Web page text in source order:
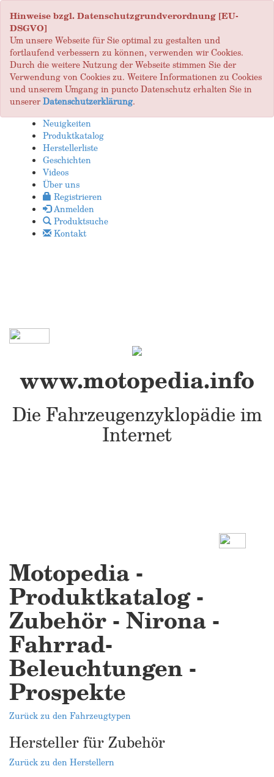
Hinweise bzgl. Datenschutzgrundverordnung [EU-
DSGVO]
Um unsere Webseite für Sie optimal zu gestalten und
fortlaufend verbessern zu können, verwenden wir Cookies.
Durch die weitere Nutzung der Webseite stimmen Sie der
Verwendung von Cookies zu. Weitere Informationen zu Cookies
und unserem Umgang in puncto Datenschutz erhalten Sie in
unsererDatenschutzerklärung.
Neuigkeiten
Produktkatalog
Herstellerliste
Geschichten
Videos
Über uns
Registrieren
Anmelden
Produktsuche
Kontakt
www.motopedia.info
Die Fahrzeugenzyklopädie im
Internet
Motopedia -
Produktkatalog -
Zubehör - Nirona -
Fahrrad-
Beleuchtungen -
Prospekte
Zurück zu den Fahrzeugtypen
Hersteller für Zubehör
Zurück zu den Herstellern